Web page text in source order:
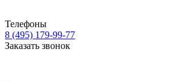
Телефоны
8 (495) 179-99-77
Заказать звонок